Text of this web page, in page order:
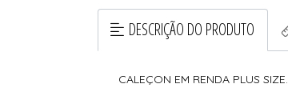
DESCRIÇÃO DO PRODUTO
CALEÇON EM RENDA PLUS SIZE.